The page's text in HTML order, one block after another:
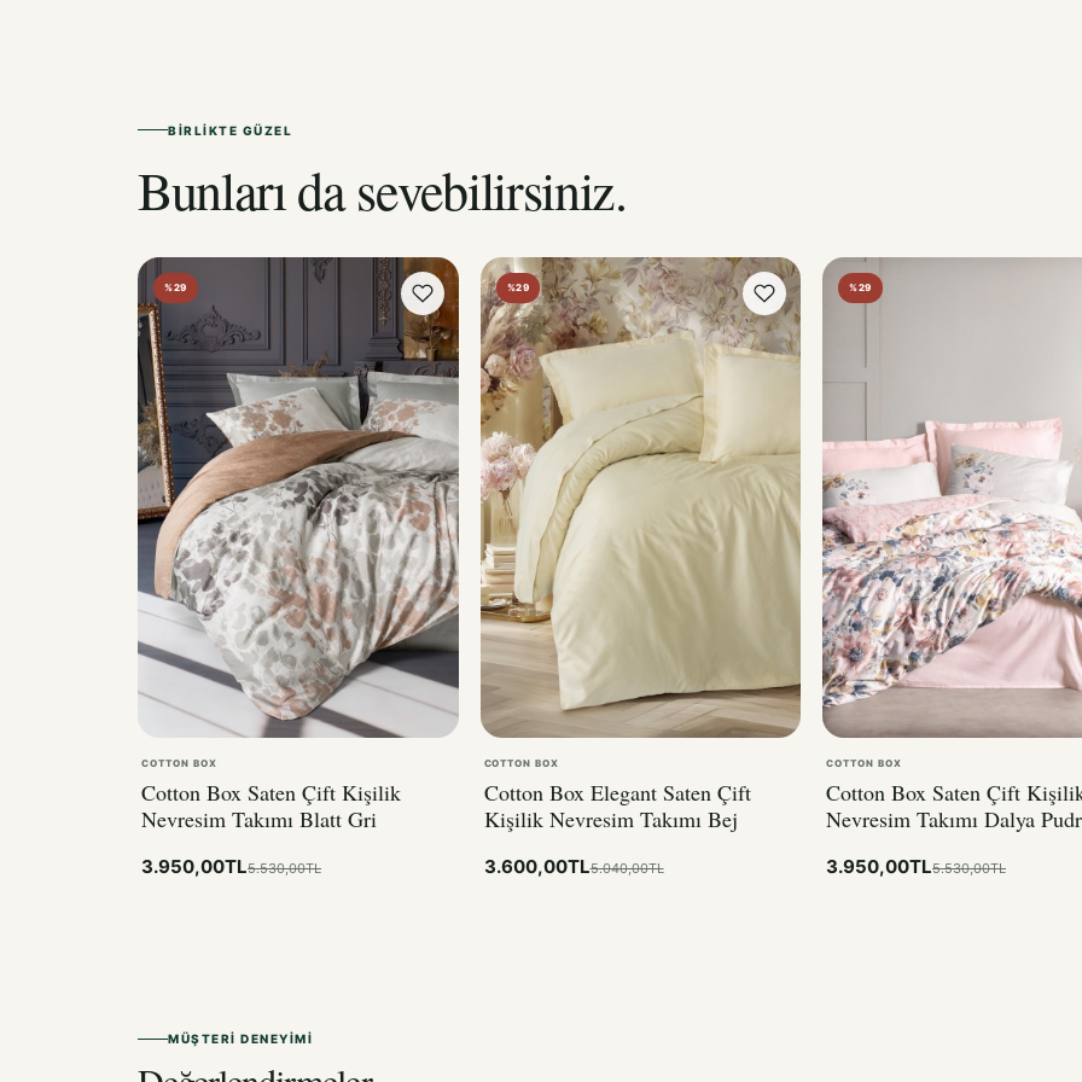
BIRLIKTE GÜZEL
Bunları da sevebilirsiniz.
%29
COTTON BOX
Cotton Box Saten Çift Kişilik
Nevresim Takımı Blatt Gri
3.950,00TL5.530,00TL
%29
COTTON BOX
Cotton Box Elegant Saten Çift
Kişilik Nevresim Takımı Bej
3.600,00TL5.040,00TL
%29
COTTON BOX
Cotton Box Saten Çift
Nevresim Takımı Dalya
3.950,00TL5.530,00TL
MÜŞTERI DENEYIMI